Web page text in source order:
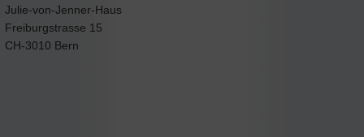
Julie-von-Jenner-Haus
Freiburgstrasse 15
CH-3010 Bern